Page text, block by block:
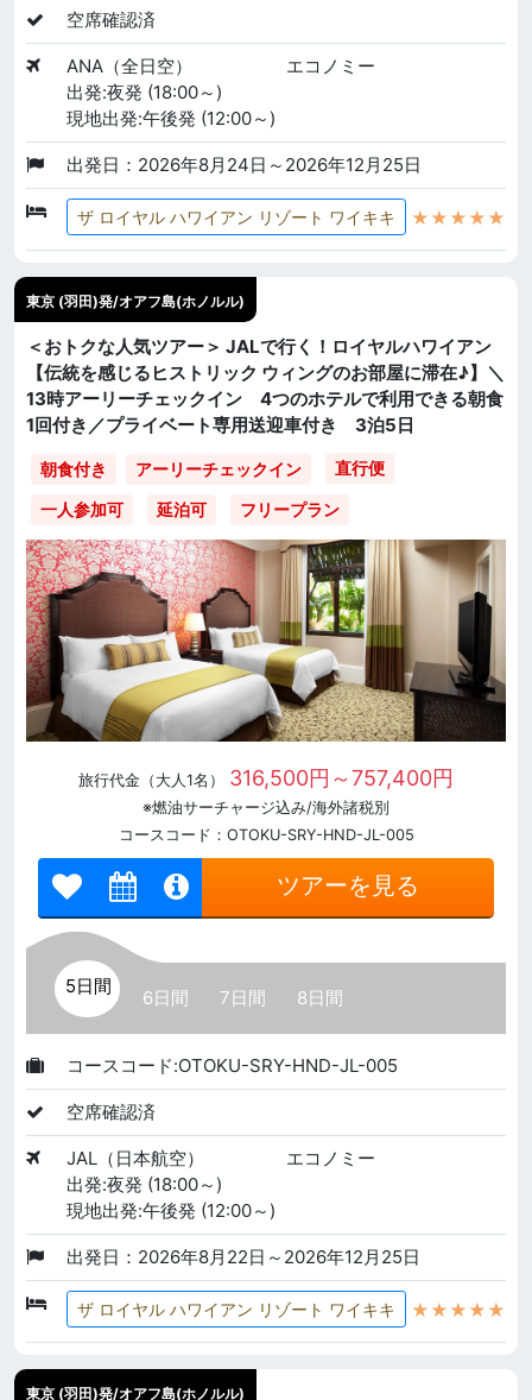
空席確認済
ANA（全日空）
エコノミー
出発:夜発 (18:00～)
現地出発:午後発 (12:00～)
出発日：2026年8月24日～2026年12月25日
ザ ロイヤル ハワイアン リゾート ワイキキ ★★★★★
東京 (羽田)発/オアフ島(ホノルル)
＜おトクな人気ツアー＞ JALで行く！ロイヤルハワイアン
【伝統を感じるヒストリック ウィングのお部屋に滞在♪】＼
13時アーリーチェックイン 4つのホテルで利用できる朝食
1回付き／プライベート専用送迎車付き 3泊5日
朝食付き アーリーチェックイン 直行便
一人参加可 延泊可 フリープラン
旅行代金（大人1名） 316,500円～757,400円
※燃油サーチャージ込み/海外諸税別
コースコード：OTOKU-SRY-HND-JL-005
ツアーを見る
5日間
6日間 7日間 8日間
コースコード:OTOKU-SRY-HND-JL-005
空席確認済
JAL（日本航空）
エコノミー
出発:夜発 (18:00～)
現地出発:午後発 (12:00～)
出発日：2026年8月22日～2026年12月25日
ザ ロイヤル ハワイアン リゾート ワイキキ ★★★★★
東京 (羽田)発/オアフ島(ホノルル)